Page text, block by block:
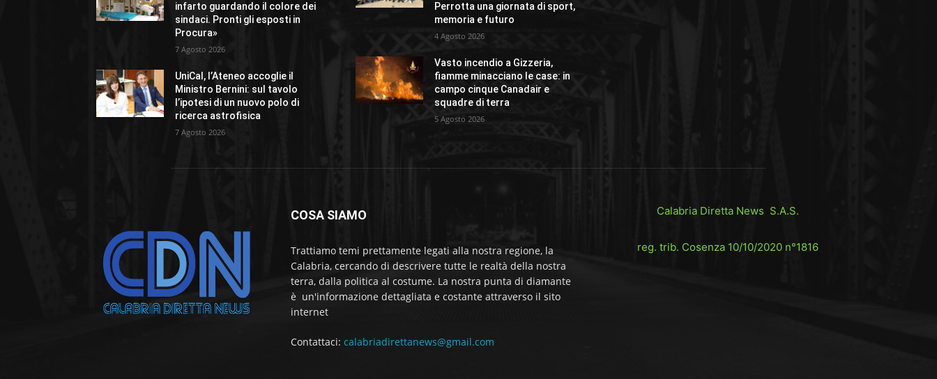
infarto guardando il colore dei
sindaci. Pronti gli esposti in
Procura»
7 Agosto 2026
UniCal, l’Ateneo accoglie il
Ministro Bernini: sul tavolo
l’ipotesi di un nuovo polo di
ricerca astrofisica
7 Agosto 2026
Perrotta una giornata di sport,
memoria e futuro
4 Agosto 2026
Vasto incendio a Gizzeria,
fiamme minacciano le case: in
campo cinque Canadair e
squadre di terra
5 Agosto 2026
COSA SIAMO
Trattiamo temi prettamente legati alla nostra regione, la
Calabria, cercando di descrivere tutte le realtà della nostra
terra, dalla politica al costume. La nostra punta di diamante
è un'informazione dettagliata e costante attraverso il sito
internet
Contattaci: calabriadirettanews@gmail.com
Calabria Diretta News S.A.S.
reg. trib. Cosenza 10/10/2020 n°1816